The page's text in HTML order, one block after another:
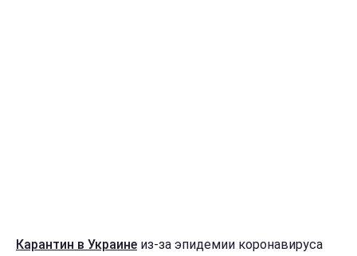
Карантин в Украине из-за эпидемии коронавируса